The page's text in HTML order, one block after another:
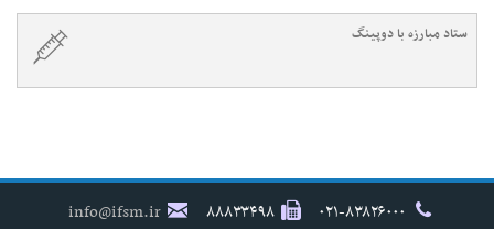
ستاد مبارزه با دوپینگ
۸۸۸۳۳۴۹۸
info@ifsm.ir